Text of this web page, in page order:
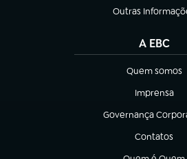
Outras
(abre em nova
A EBC
Quem somos
(abre em nova
Imprensa
(abre em
Governança
(abre em nova aba)
Contatos
(abre em